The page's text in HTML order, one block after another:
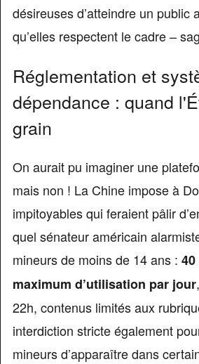
désireuses d’atteindre un
qu’elles respectent le cadre –
Réglementation et
dépendance : quand
grain
On aurait pu imaginer une
mais non ! La Chine impose à
impitoyables qui feraient pâlir
quel sénateur américain
mineurs de moins de 14 ans :
maximum d’utilisation par jour
22h, contenus limités aux
interdiction stricte également
mineurs d’apparaître dans